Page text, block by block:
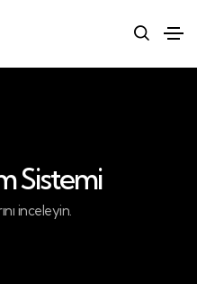
Sistemi
inceleyin.